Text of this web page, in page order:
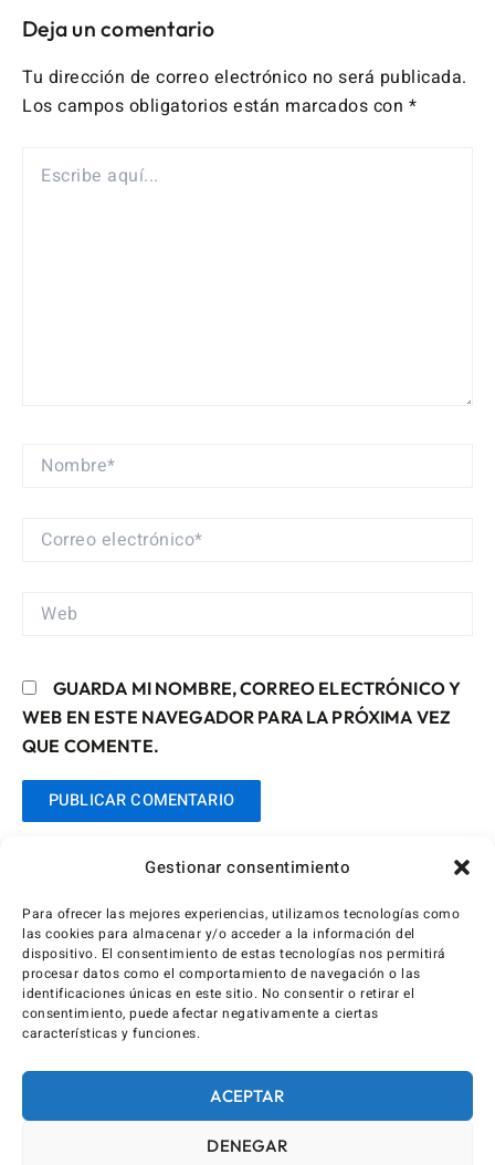
Gestionar consentimiento
Para ofrecer las mejores experiencias, utilizamos tecnologías como
las cookies para almacenar y/o acceder a la información del
dispositivo. El consentimiento de estas tecnologías nos permitirá
procesar datos como el comportamiento de navegación o las
identificaciones únicas en este sitio. No consentir o retirar el
consentimiento, puede afectar negativamente a ciertas
características y funciones.
ACEPTAR
DENEGAR
Deja un comentario
Tu dirección de correo electrónico no será publicada.
Los campos obligatorios están marcados con *
AQUÍ...
NOMBRE*
CORREO
WEB
GUARDA MI NOMBRE, CORREO ELECTRÓNICO Y
WEB EN ESTE NAVEGADOR PARA LA PRÓXIMA VEZ
QUE COMENTE.